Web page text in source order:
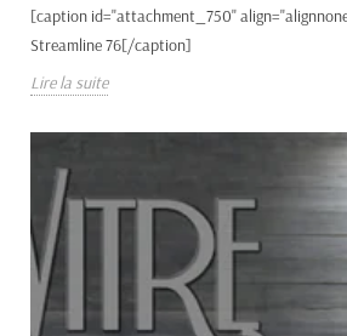
[caption id="attachment_750"
Streamline 76[/caption]
Lire la suite